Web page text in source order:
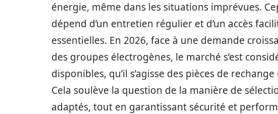
énergie, même dans les situations imprévues.
dépend d’un entretien régulier et d’un accès
essentielles. En 2026, face à une demande
des groupes électrogènes, le marché s’est
disponibles, qu’il s’agisse des pièces de
Cela soulève la question de la manière de
adaptés, tout en garantissant sécurité et